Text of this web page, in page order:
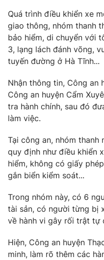
Emagazine
Photo
Video
VTV Money
VTV Sức khoẻ
Thị trường 24h
VTV4
VTV9
Liên hệ tòa soạn
Quá trình điều khiển xe
giao thông, nhóm thanh
bảo hiểm, di chuyển với
3, lạng lách đánh võng,
tuyến đường ở Hà Tĩnh...
Nhận thông tin, Công an
Công an huyện Cẩm
tra hành chính, sau đó
làm việc.
Tại công an, nhóm thanh
quy định như điều khiển
hiểm, không có giấy
gắn biển kiểm soát...
Trong nhóm này, có 6
tài sản, có người từng bị
về hành vi gây rối trật tự
Hiện, Công an huyện
minh, làm rõ thêm các